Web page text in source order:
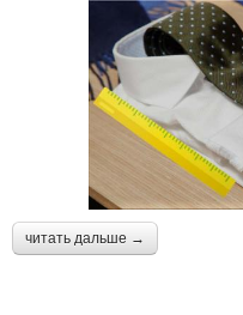
читать дальше →